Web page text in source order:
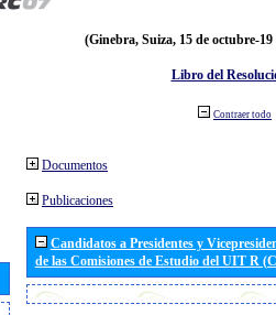
(Ginebra, Suiza, 15 de octubre-19
Libro del
Contraer todo
Documentos
Publicaciones
Candidatos a Presidentes y
de las Comisiones de Estudio del UIT R